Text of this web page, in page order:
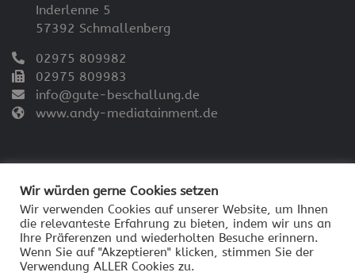
Inderlenne 5
57392 Schmallenberg
02975 809982
02975 809983
info@gute-beschallung.de
www.andy-mediatainment.de
© 2026 - Andy Mediatainment
Impressum
Wir würden gerne Cookies setzen
Wir verwenden Cookies auf unserer Website, um Ihnen
die relevanteste Erfahrung zu bieten, indem wir uns an
Ihre Präferenzen und wiederholten Besuche erinnern.
Wenn Sie auf "Akzeptieren" klicken, stimmen Sie der
Verwendung ALLER Cookies zu.